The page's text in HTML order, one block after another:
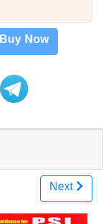
Buy Now
Next